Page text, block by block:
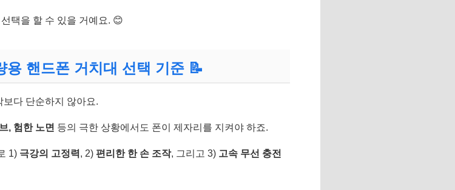
택을 할 수 있을 거예요. 😊
용 핸드폰 거치대 선택 기준 📝
다 단순하지 않아요.
, 험한 노면 등의 극한 상황에서도 폰이 제자리를 지켜야 하죠.
1) 극강의 고정력 , 2) 편리한 한 손 조작, 그리고 3) 고속 무선 충전